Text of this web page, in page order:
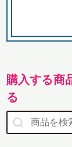
購入する商
る